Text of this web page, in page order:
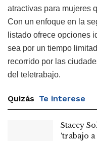
atractivas para mujeres
Con un enfoque en la
listado ofrece opciones
sea por un tiempo
recorrido por las
del teletrabajo.
Quizás Te interese
Stacey
‘trabajo